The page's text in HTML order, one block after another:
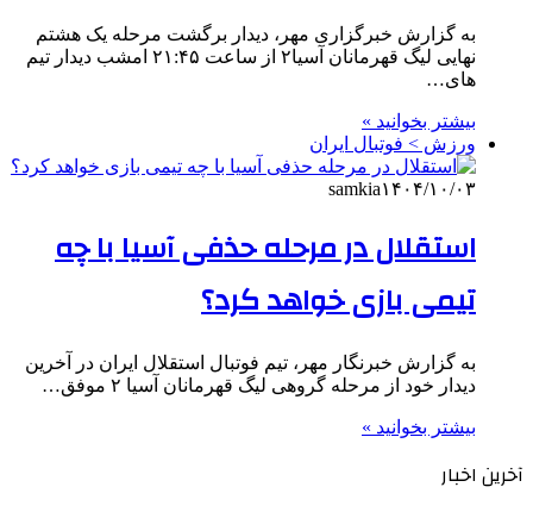
به گزارش خبرگزاری مهر، دیدار برگشت مرحله یک هشتم
نهایی لیگ قهرمانان آسیا۲ از ساعت ۲۱:۴۵ امشب دیدار تیم
های…
بیشتر بخوانید »
ورزش > فوتبال ایران
samkia۱۴۰۴/۱۰/۰۳
استقلال در مرحله حذفی آسیا با چه
تیمی بازی خواهد کرد؟
به گزارش خبرنگار مهر، تیم فوتبال استقلال ایران در آخرین
دیدار خود از مرحله گروهی لیگ قهرمانان آسیا ۲ موفق…
بیشتر بخوانید »
آخرین اخبار